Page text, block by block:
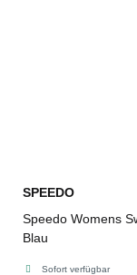
SPEEDO
Speedo Womens
Blau
Sofort verfügbar